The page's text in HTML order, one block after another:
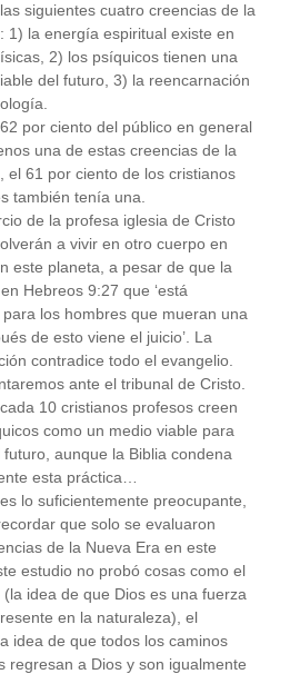
siguientes cuatro creencias de la
1) la energía espiritual existe en
2) los psíquicos tienen una
del futuro, 3) la reencarnación
por ciento del público en general
una de estas creencias de la
el 61 por ciento de los cristianos
también tenía una.
de la profesa iglesia de Cristo
a vivir en otro cuerpo en
este planeta, a pesar de que la
Hebreos 9:27 que ‘está
los hombres que mueran una
de esto viene el juicio’. La
contradice todo el evangelio.
ante el tribunal de Cristo.
10 cristianos profesos creen
como un medio viable para
futuro, aunque la Biblia condena
esta práctica…
lo suficientemente preocupante,
que solo se evaluaron
de la Nueva Era en este
estudio no probó cosas como el
idea de que Dios es una fuerza
en la naturaleza), el
idea de que todos los caminos
regresan a Dios y son igualmente